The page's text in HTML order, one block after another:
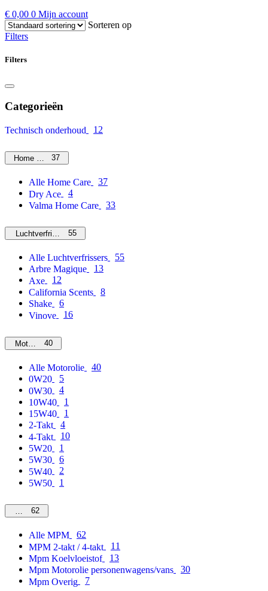
€ 0,00 0 Mijn account
Sorteren op
Filters
Filters
Categorieën
Technisch onderhoud 12
Home Care37
Alle Home Care
37
Dry Ace
4
Valma Home Care
33
Luchtverfrissers55
Alle Luchtverfrissers
55
Arbre Magique
13
Axe
12
California Scents
8
Shake
6
Vinove
16
Motorolie40
Alle Motorolie
40
0W20
5
0W30
4
10W40
1
15W40
1
2-Takt
4
4-Takt
10
5W20
1
5W30
6
5W40
2
5W50
1
MPM62
Alle MPM
62
MPM 2-takt / 4-takt
11
Mpm Koelvloeistof
13
Mpm Motorolie personenwagens/vans
30
Mpm Overig
7